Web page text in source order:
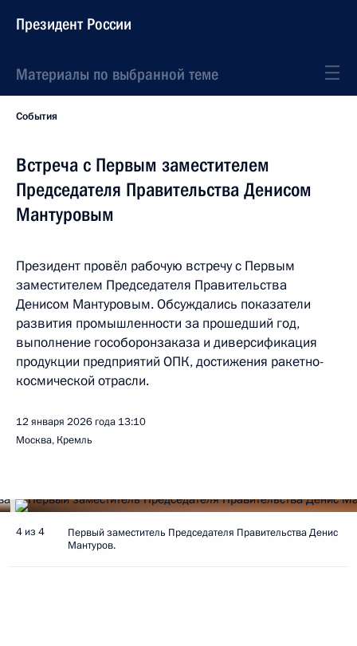
Президент России
Материалы по выбранной теме
События
Встреча с Первым заместителем
Председателя Правительства Денисом
Мантуровым
Президент провёл рабочую встречу с Первым
заместителем Председателя Правительства
Денисом Мантуровым. Обсуждались показатели
развития промышленности за прошедший год,
выполнение гособоронзаказа и диверсификация
продукции предприятий ОПК, достижения ракетно-
космической отрасли.
12 января 2026 года 13:10
Москва, Кремль
4 из 4
Первый заместитель Председателя Правительства Денис
Мантуров.